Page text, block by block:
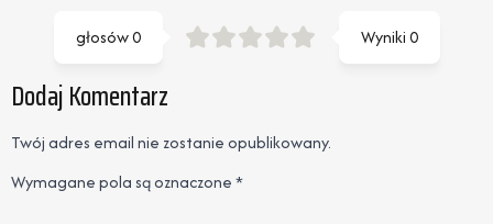
Wyniki0
głosów0
Dodaj Komentarz
Twój adres email nie zostanie opublikowany.
Wymagane pola są oznaczone*